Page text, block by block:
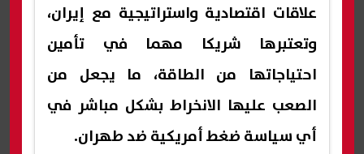
علاقات اقتصادية واستراتيجية مع إيران،
وتعتبرها شريكا مهما في تأمين
احتياجاتها من الطاقة، ما يجعل من
الصعب عليها الانخراط بشكل مباشر في
أي سياسة ضغط أمريكية ضد طهران.